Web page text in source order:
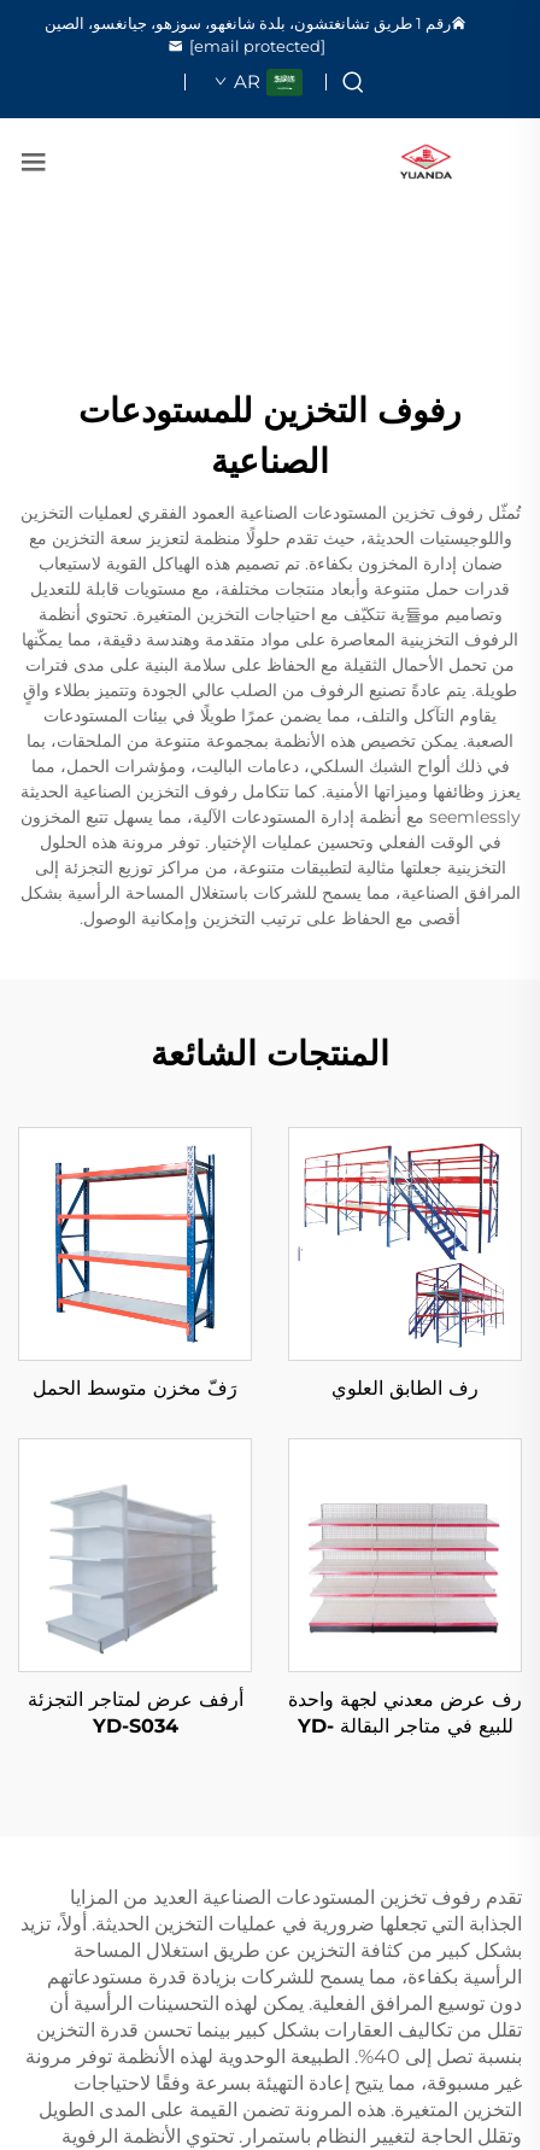
رقم 1 طريق تشانغتشون، بلدة شانغهو، سوزهو، جيانغسو، الصين
[email protected]
AR
رفوف التخزين للمستودعات
الصناعية
تُمثّل رفوف تخزين المستودعات الصناعية العمود الفقري لعمليات التخزين
واللوجيستيات الحديثة، حيث تقدم حلولًا منظمة لتعزيز سعة التخزين مع
ضمان إدارة المخزون بكفاءة. تم تصميم هذه الهياكل القوية لاستيعاب
قدرات حمل متنوعة وأبعاد منتجات مختلفة، مع مستويات قابلة للتعديل
وتصاميم مو듈ية تتكيّف مع احتياجات التخزين المتغيرة. تحتوي أنظمة
الرفوف التخزينية المعاصرة على مواد متقدمة وهندسة دقيقة، مما يمكّنها
من تحمل الأحمال الثقيلة مع الحفاظ على سلامة البنية على مدى فترات
طويلة. يتم عادةً تصنيع الرفوف من الصلب عالي الجودة وتتميز بطلاء واقٍ
يقاوم التآكل والتلف، مما يضمن عمرًا طويلًا في بيئات المستودعات
الصعبة. يمكن تخصيص هذه الأنظمة بمجموعة متنوعة من الملحقات، بما
في ذلك ألواح الشبك السلكي، دعامات الباليت، ومؤشرات الحمل، مما
يعزز وظائفها وميزاتها الأمنية. كما تتكامل رفوف التخزين الصناعية الحديثة
seemlessly مع أنظمة إدارة المستودعات الآلية، مما يسهل تتبع المخزون
في الوقت الفعلي وتحسين عمليات الإختيار. توفر مرونة هذه الحلول
التخزينية جعلتها مثالية لتطبيقات متنوعة، من مراكز توزيع التجزئة إلى
المرافق الصناعية، مما يسمح للشركات باستغلال المساحة الرأسية بشكل
أقصى مع الحفاظ على ترتيب التخزين وإمكانية الوصول.
المنتجات الشائعة
رف الطابق العلوي رَفّ مخزن متوسط الحمل
رف عرض معدني لجهة واحدة
للبيع في متاجر البقالة YD-
أرفف عرض لمتاجر التجزئة
YD-S034
تقدم رفوف تخزين المستودعات الصناعية العديد من المزايا
الجذابة التي تجعلها ضرورية في عمليات التخزين الحديثة. أولاً، تزيد
بشكل كبير من كثافة التخزين عن طريق استغلال المساحة
الرأسية بكفاءة، مما يسمح للشركات بزيادة قدرة مستودعاتهم
دون توسيع المرافق الفعلية. يمكن لهذه التحسينات الرأسية أن
تقلل من تكاليف العقارات بشكل كبير بينما تحسن قدرة التخزين
بنسبة تصل إلى 40%. الطبيعة الوحدوية لهذه الأنظمة توفر مرونة
غير مسبوقة، مما يتيح إعادة التهيئة بسرعة وفقًا لاحتياجات
التخزين المتغيرة. هذه المرونة تضمن القيمة على المدى الطويل
وتقلل الحاجة لتغيير النظام باستمرار. تحتوي الأنظمة الرفوية